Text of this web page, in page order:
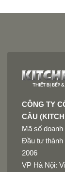
CÔNG TY
CẦU
Mã số
Đầu tư thành
2006
VP Hà Nội: